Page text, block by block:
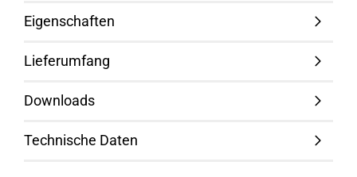
Eigenschaften
Lieferumfang
Downloads
Technische Daten